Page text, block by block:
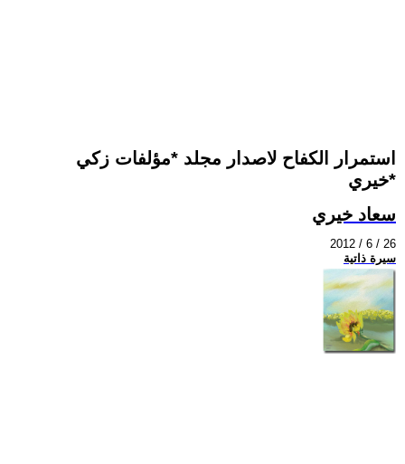
استمرار الكفاح لاصدار مجلد *مؤلفات زكي
خيري*
سعاد خيري
2012 / 6 / 26
سيرة ذاتية